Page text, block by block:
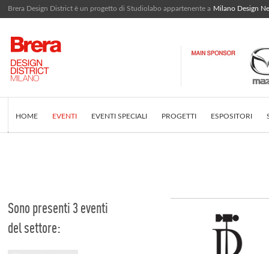
Brera Design District è un progetto di Studiolabo appartenente a Milano Design
HOME EVENTI EVENTI SPECIALI PROGETTI ESPOSITORI
Sono presenti 3 eventi
del settore: